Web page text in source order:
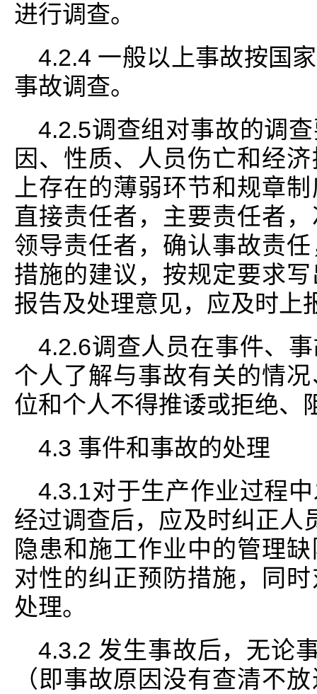
进行调查。
4.2.4 一般以上事故按国
事故调查。
4.2.5调查组对事故的调
因、性质、人员伤亡和经
上存在的薄弱环节和规章
直接责任者，主要责任者
领导责任者，确认事故责
措施的建议，按规定要求
报告及处理意见，应及时上
4.2.6调查人员在事件、
个人了解与事故有关的情
位和个人不得推诿或拒绝、
4.3 事件和事故的处理
4.3.1对于生产作业过程
经过调查后，应及时纠正人
隐患和施工作业中的管理
对性的纠正预防措施，同
处理。
4.3.2 发生事故后，无论
（即事故原因没有查清不